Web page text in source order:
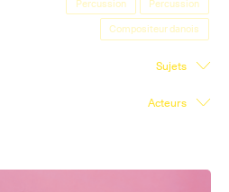
Percussion
Percussion
Compositeur danois
Sujets
Acteurs